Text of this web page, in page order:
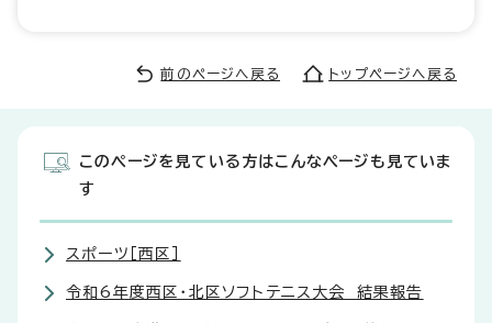
前のページへ戻る トップページへ戻る
このページを見ている方はこんなページも見ていま
す
スポーツ［西区］
令和6年度西区・北区ソフトテニス大会 結果報告